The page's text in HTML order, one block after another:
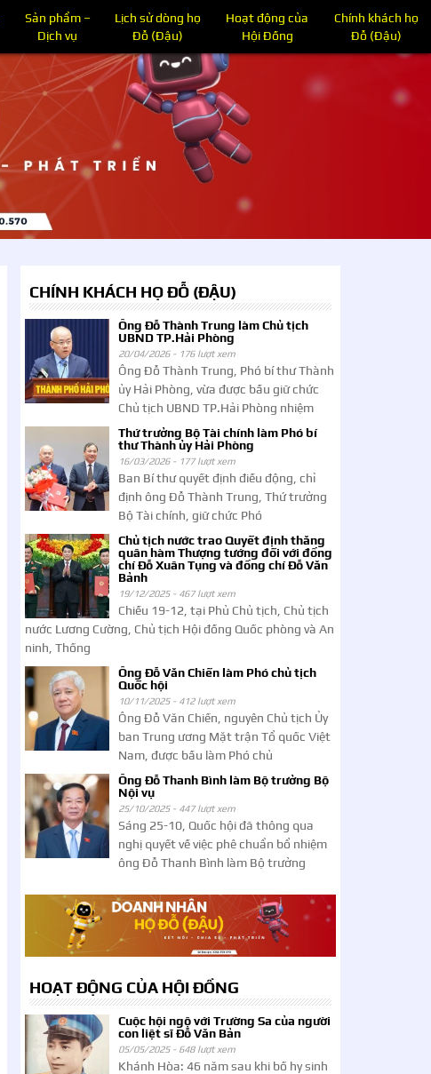
Sản phẩm –
Dịch vụ
Lịch sử dòng họ
Đỗ (Đậu)
Hoạt động của
Hội Đồng
Chính khách họ
Đỗ (Đậu)
CHÍNH KHÁCH HỌ ĐỖ (ĐẬU)
Ông Đỗ Thành Trung làm Chủ tịch
UBND TP.Hải Phòng
20/04/2026 - 176 lượt xem
Ông Đỗ Thành Trung, Phó bí thư Thành
ủy Hải Phòng, vừa được bầu giữ chức
Chủ tịch UBND TP.Hải Phòng nhiệm
Thứ trưởng Bộ Tài chính làm Phó bí
thư Thành ủy Hải Phòng
16/03/2026 - 177 lượt xem
Ban Bí thư quyết định điều động, chỉ
định ông Đỗ Thành Trung, Thứ trưởng
Bộ Tài chính, giữ chức Phó
Chủ tịch nước trao Quyết định thăng
quân hàm Thượng tướng đối với đồng
chí Đỗ Xuân Tụng và đồng chí Đỗ Văn
Bảnh
19/12/2025 - 467 lượt xem
Chiều 19-12, tại Phủ Chủ tịch, Chủ tịch
nước Lương Cường, Chủ tịch Hội đồng Quốc phòng và An
ninh, Thống
Ông Đỗ Văn Chiến làm Phó chủ tịch
Quốc hội
10/11/2025 - 412 lượt xem
Ông Đỗ Văn Chiến, nguyên Chủ tịch Ủy
ban Trung ương Mặt trận Tổ quốc Việt
Nam, được bầu làm Phó chủ
Ông Đỗ Thanh Bình làm Bộ trưởng Bộ
Nội vụ
25/10/2025 - 447 lượt xem
Sáng 25-10, Quốc hội đã thông qua
nghị quyết về việc phê chuẩn bổ nhiệm
ông Đỗ Thanh Bình làm Bộ trưởng
HOẠT ĐỘNG CỦA HỘI ĐỒNG
Cuộc hội ngộ với Trường Sa của người
con liệt sĩ Đỗ Văn Bản
05/05/2025 - 648 lượt xem
Khánh Hòa: 46 năm sau khi bố hy sinh